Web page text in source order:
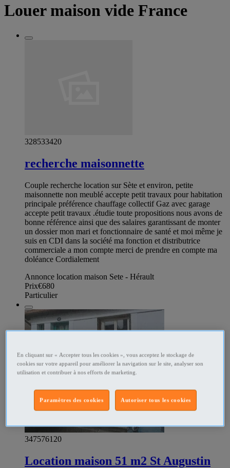
Louer maison vide France
328533420
recherche maisonnette
Couple recherche location sur Sète et environ, petite
maisonnette non meublé accepte petit travaux pour habitation
principale préférence chauffage collectif Gaz avec garage
accepte petit travaux .étudie toute propositions nous avons de
bonne référence ainsi que des salaires garantissant de monter
un dossier mon mari et fonctionnaire de santé et moi même je
suis en CDI dans la société ma fonction et distributrice
commerciale a mon compte merci de prendre en compte ma
doléance Cordialement
Annonce location maison Sete - Hérault
Prix€680
Particulier
347576120
Location maison 51 m2 St Augustin
En cliquant sur « Accepter tous les cookies », vous acceptez le stockage de
cookies sur votre appareil pour améliorer la navigation sur le site, analyser son
utilisation et contribuer à nos efforts de marketing.
Autoriser tous les cookies
Paramètres des cookies